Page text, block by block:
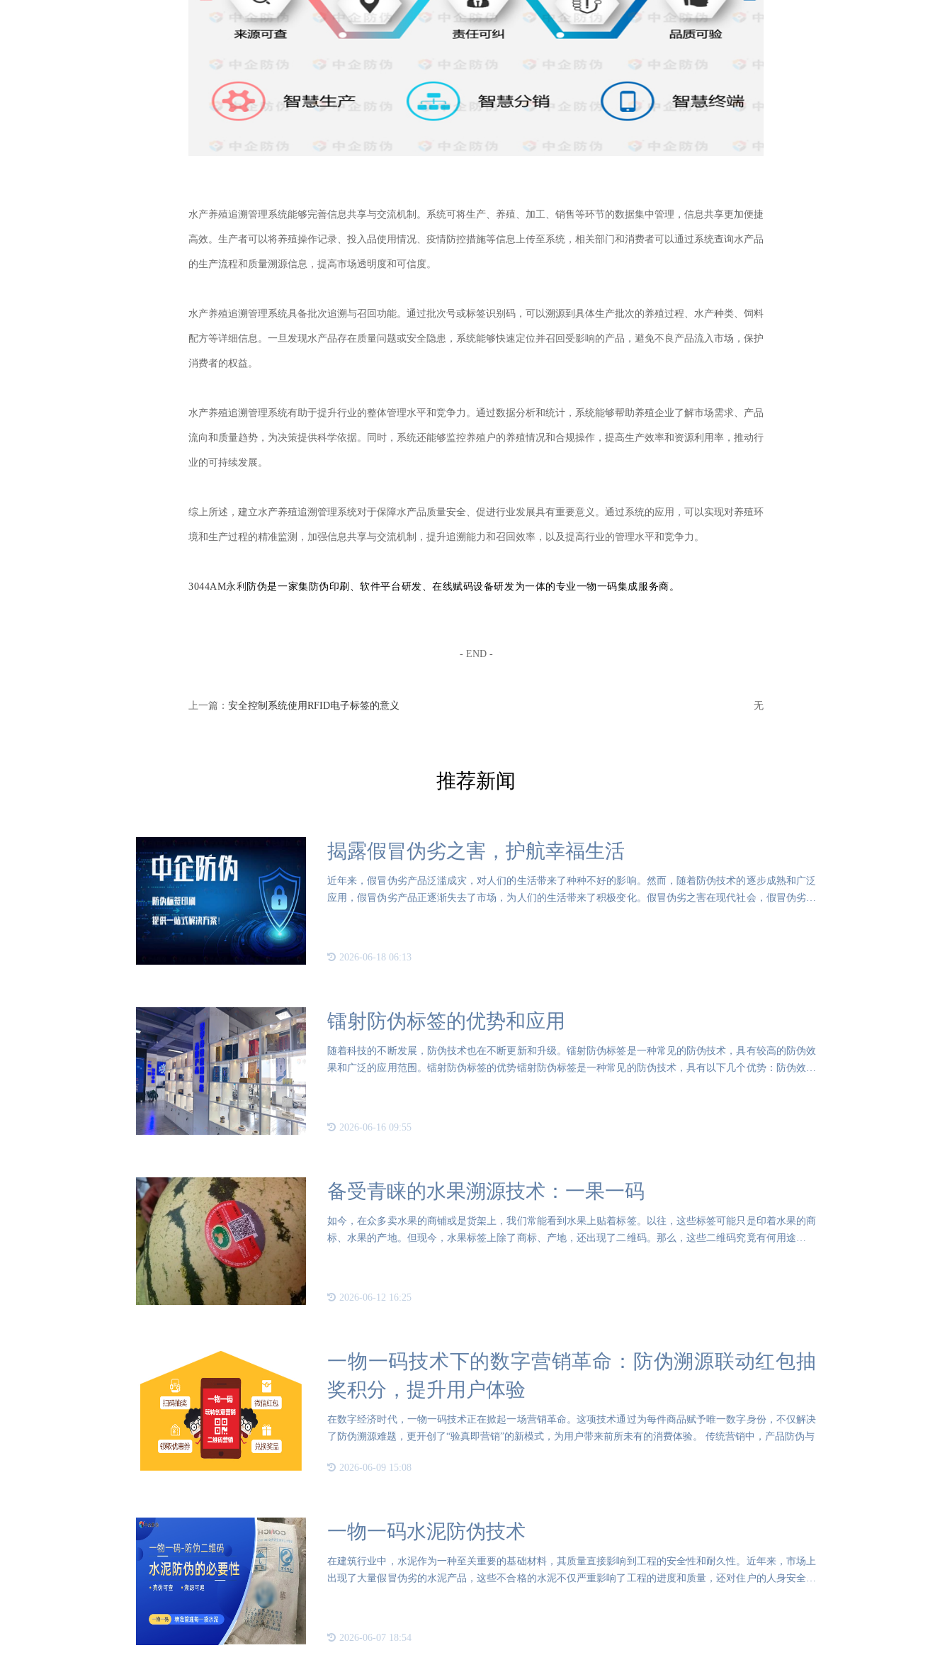
水产养殖追溯管理系统能够完善信息共享与交流机制。系统可将生产、养殖、加工、销售等环节的数据集中管理，信息共享更加便捷
高效。生产者可以将养殖操作记录、投入品使用情况、疫情防控措施等信息上传至系统，相关部门和消费者可以通过系统查询水产品
的生产流程和质量溯源信息，提高市场透明度和可信度。
水产养殖追溯管理系统具备批次追溯与召回功能。通过批次号或标签识别码，可以溯源到具体生产批次的养殖过程、水产种类、饲料
配方等详细信息。一旦发现水产品存在质量问题或安全隐患，系统能够快速定位并召回受影响的产品，避免不良产品流入市场，保护
消费者的权益。
水产养殖追溯管理系统有助于提升行业的整体管理水平和竞争力。通过数据分析和统计，系统能够帮助养殖企业了解市场需求、产品
流向和质量趋势，为决策提供科学依据。同时，系统还能够监控养殖户的养殖情况和合规操作，提高生产效率和资源利用率，推动行
业的可持续发展。
综上所述，建立水产养殖追溯管理系统对于保障水产品质量安全、促进行业发展具有重要意义。通过系统的应用，可以实现对养殖环
境和生产过程的精准监测，加强信息共享与交流机制，提升追溯能力和召回效率，以及提高行业的管理水平和竞争力。
3044AM永利 防伪是一家集防伪印刷、软件平台研发、在线赋码设备研发为一体的专业一物一码集成服务商。
- END -
上一篇： 安全控制系统使用RFID电子标签的意义 无
推荐新闻
揭露假冒伪劣之害，护航幸福生活
近年来，假冒伪劣产品泛滥成灾，对人们的生活带来了种种不好的影响。然而，随着防伪技术的逐步成熟和广泛
应用，假冒伪劣产品正逐渐失去了市场，为人们的生活带来了积极变化。假冒伪劣之害在现代社会，假冒伪劣产
2026-06-18 06:13
镭射防伪标签的优势和应用
随着科技的不断发展，防伪技术也在不断更新和升级。镭射防伪标签是一种常见的防伪技术，具有较高的防伪效
果和广泛的应用范围。镭射防伪标签的优势镭射防伪标签是一种常见的防伪技术，具有以下几个优势：防伪效果
2026-06-16 09:55
备受青睐的水果溯源技术：一果一码
如今，在众多卖水果的商铺或是货架上，我们常能看到水果上贴着标签。以往，这些标签可能只是印着水果的商
标、水果的产地。但现今，水果标签上除了商标、产地，还出现了二维码。那么，这些二维码究竟有何用途呢？
2026-06-12 16:25
一物一码技术下的数字营销革命：防伪溯源联动红包抽
奖积分，提升用户体验
在数字经济时代，一物一码技术正在掀起一场营销革命。这项技术通过为每件商品赋予唯一数字身份，不仅解决
了防伪溯源难题，更开创了“验真即营销”的新模式，为用户带来前所未有的消费体验。 传统营销中，产品防伪与
2026-06-09 15:08
一物一码水泥防伪技术
在建筑行业中，水泥作为一种至关重要的基础材料，其质量直接影响到工程的安全性和耐久性。近年来，市场上
出现了大量假冒伪劣的水泥产品，这些不合格的水泥不仅严重影响了工程的进度和质量，还对住户的人身安全构
2026-06-07 18:54